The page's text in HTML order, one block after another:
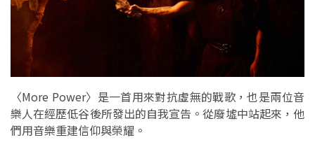
〈More Power〉是一首用來對抗虛無的戰歌，也是兩位音
樂人在經歷低谷後所發出的自我宣告。從廢墟中站起來，他
們用音樂重建信仰與榮耀。